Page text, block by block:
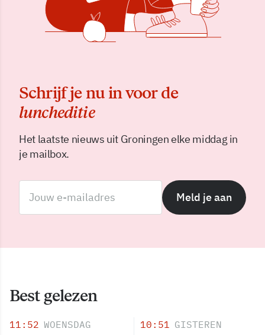
Schrijf je nu in voor de
luncheditie
Het laatste nieuws uit Groningen elke middag in
je mailbox.
Meld je aan
Best gelezen
11:52 WOENSDAG 10:51 GISTEREN